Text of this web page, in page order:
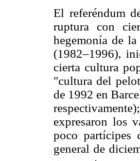
El referéndum
ruptura con
hegemonía de
(1982–1996),
cierta cultura
"cultura del
de 1992 en
expresaron los
poco partícipes
general de